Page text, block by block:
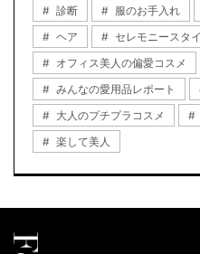
診断 服のお手入れ
ヘア
セレモニースタ
オフィス美人の偏愛コスメ
みんなの愛用品レポート
大人のプチプラコスメ
楽して美人